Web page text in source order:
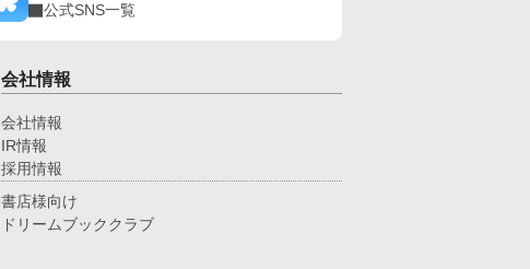
シェルの運命は？エバーガーデニアとガラハラはどう
公式SNS一覧
会社情報
会社情報
IR情報
採用情報
書店様向け
ドリームブッククラブ